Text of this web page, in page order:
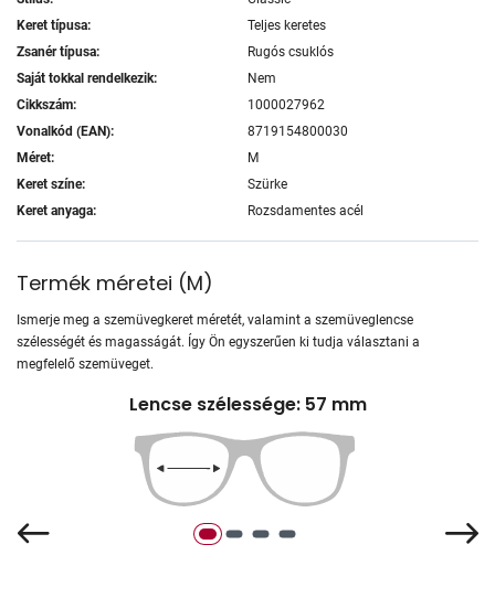
Keret típusa:
Teljes keretes
Zsanér típusa:
Rugós csuklós
Saját tokkal rendelkezik:
Nem
Cikkszám:
1000027962
Vonalkód (EAN):
8719154800030
Méret:
M
Keret színe:
Szürke
Keret anyaga:
Rozsdamentes acél
Termék méretei (M)
Ismerje meg a szemüvegkeret méretét, valamint a szemüveglencse
szélességét és magasságát. Így Ön egyszerűen ki tudja választani a
megfelelő szemüveget.
Lencse szélessége: 57 mm